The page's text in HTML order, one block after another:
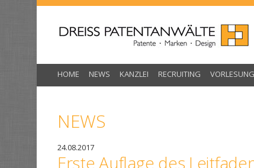
Skip
content
HOME NEWS KANZLEI RECRUITING
NEWS
24.08.2017
Erste Auflage des